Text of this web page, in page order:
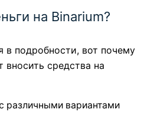
на Binarium?
в подробности, вот почему
средства на
различными вариантами